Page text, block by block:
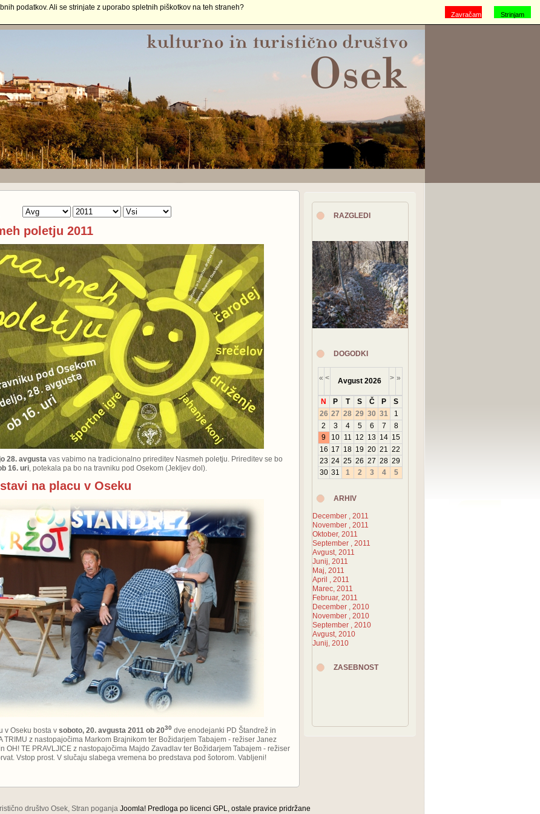
poletju 2011
28. avgusta vas vabimo na tradicionalno prireditev Nasmeh poletju. Prireditev se bo
16. uri, potekala pa bo na travniku pod Osekom (Jekljev dol).
na placu v Oseku
v Oseku bosta v soboto, 20. avgusta 2011 ob 2030 dve enodejanki PD Štandrež in
TRIMU z nastopajočima Markom Brajnikom ter Božidarjem Tabajem - režiser Janez
OH! TE PRAVLJICE z nastopajočima Majdo Zavadlav ter Božidarjem Tabajem - režiser
Vstop prost. V slučaju slabega vremena bo predstava pod šotorom. Vabljeni!
RAZGLEDI
DOGODKI
« < Avgust 2026 > »
N P T S Č P
S
26 27 28 29 30 31
1
2
3 4 5 6 7
8
9
10 11 12 13 14 15
16 17 18 19 20 21 22
23 24 25 26 27 28 29
30 31 1 2 3 4 5
ARHIV
December , 2011
November , 2011
Oktober, 2011
September , 2011
Avgust, 2011
Junij, 2011
Maj, 2011
April , 2011
Marec, 2011
Februar, 2011
December , 2010
November , 2010
September , 2010
Avgust, 2010
Junij, 2010
ZASEBNOST
društvo Osek, Stran poganja Joomla! Predloga po licenci GPL, ostale pravice pridržane
Strinjam
se
Zavračam
podatkov. Ali se strinjate z uporabo spletnih piškotkov na teh straneh?